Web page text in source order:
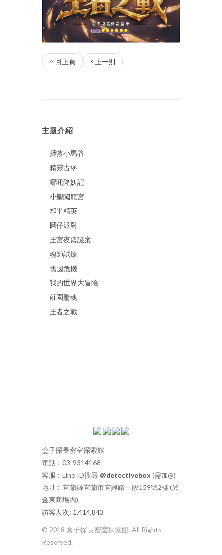
回上頁 上一則
主題介紹
拯救小馬谷
精靈古堡
哪吒降妖記
小聖闖龍宮
和平精英
圓仔派對
王宮夜盜謎案
魂師試煉
雪國危機
我的世界大冒險
莊園驚魂
王者之戰
盒子探長密室探索館
電話：03-9314168
客服：Line ID搜尋 @detectivebox (需加@)
地址：宜蘭縣宜蘭市宜興路一段159號2樓 (於
金東商場內)
訪客人次: 1,414,843
© 2018 盒子探長密室探索館. All Rights
Reserved.